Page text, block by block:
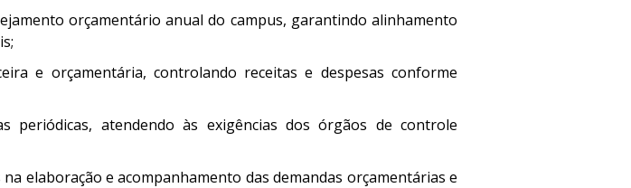
orçamentário anual do campus, garantindo alinhamento
e orçamentária, controlando receitas e despesas conforme
periódicas, atendendo às exigências dos órgãos de controle
elaboração e acompanhamento das demandas orçamentárias e